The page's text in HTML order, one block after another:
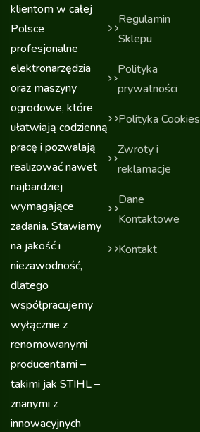
klientom w całej
Polsce
profesjonalne
elektronarzędzia
oraz maszyny
ogrodowe, które
ułatwiają codzienną
pracę i pozwalają
realizować nawet
najbardziej
wymagające
zadania. Stawiamy
na jakość i
niezawodność,
dlatego
współpracujemy
wyłącznie z
renomowanymi
producentami –
takimi jak STIHL –
znanymi z
innowacyjnych
Regulamin
Sklepu
Polityka
prywatności
Polityka Cookies
Zwroty i
reklamacje
Dane
Kontaktowe
Kontakt